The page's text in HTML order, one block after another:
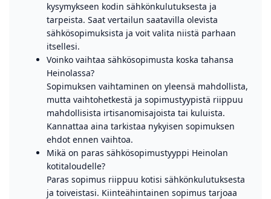
kysymykseen kodin sähkönkulutuksesta ja
tarpeista. Saat vertailun saatavilla olevista
sähkösopimuksista ja voit valita niistä parhaan
itsellesi.
Voinko vaihtaa sähkösopimusta koska tahansa
Heinolassa?
Sopimuksen vaihtaminen on yleensä mahdollista,
mutta vaihtohetkestä ja sopimustyypistä riippuu
mahdollisista irtisanomisajoista tai kuluista.
Kannattaa aina tarkistaa nykyisen sopimuksen
ehdot ennen vaihtoa.
Mikä on paras sähkösopimustyyppi Heinolan
kotitaloudelle?
Paras sopimus riippuu kotisi sähkönkulutuksesta
ja toiveistasi. Kiinteähintainen sopimus tarjoaa